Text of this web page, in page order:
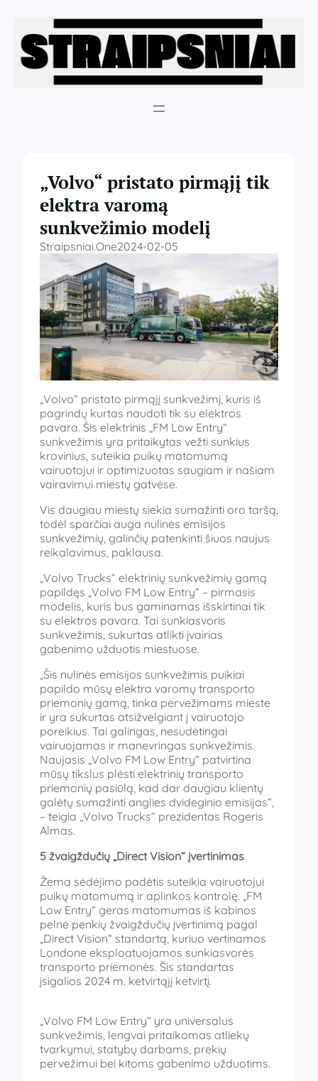
turinio
„Volvo“ pristato pirmąjį tik
elektra varomą
sunkvežimio modelį
Straipsniai.one2024-02-05
„Volvo“ pristato pirmąjį sunkvežimį, kuris iš
pagrindų kurtas naudoti tik su elektros
pavara. Šis elektrinis „FM Low Entry“
sunkvežimis yra pritaikytas vežti sunkius
krovinius, suteikia puikų matomumą
vairuotojui ir optimizuotas saugiam ir našiam
vairavimui miestų gatvėse.
Vis daugiau miestų siekia sumažinti oro taršą,
todėl sparčiai auga nulinės emisijos
sunkvežimių, galinčių patenkinti šiuos naujus
reikalavimus, paklausa.
„Volvo Trucks“ elektrinių sunkvežimių gamą
papildęs „Volvo FM Low Entry“ – pirmasis
modelis, kuris bus gaminamas išskirtinai tik
su elektros pavara. Tai sunkiasvoris
sunkvežimis, sukurtas atlikti įvairias
gabenimo užduotis miestuose.
„Šis nulinės emisijos sunkvežimis puikiai
papildo mūsų elektra varomų transporto
priemonių gamą, tinka pervežimams mieste
ir yra sukurtas atsižvelgiant į vairuotojo
poreikius. Tai galingas, nesudėtingai
vairuojamas ir manevringas sunkvežimis.
Naujasis „Volvo FM Low Entry“ patvirtina
mūsų tikslus plėsti elektrinių transporto
priemonių pasiūlą, kad dar daugiau klientų
galėtų sumažinti anglies dvideginio emisijas“,
– teigia „Volvo Trucks“ prezidentas Rogeris
Almas.
5 žvaigždučių „Direct Vision“ įvertinimas
Žema sėdėjimo padėtis suteikia vairuotojui
puikų matomumą ir aplinkos kontrolę. „FM
Low Entry“ geras matomumas iš kabinos
pelnė penkių žvaigždučių įvertinimą pagal
„Direct Vision“ standartą, kuriuo vertinamos
Londone eksploatuojamos sunkiasvorės
transporto priemonės. Šis standartas
įsigalios 2024 m. ketvirtąjį ketvirtį.
„Volvo FM Low Entry“ yra universalus
sunkvežimis, lengvai pritaikomas atliekų
tvarkymui, statybų darbams, prekių
pervežimui bei kitoms gabenimo užduotims.